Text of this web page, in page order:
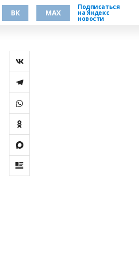
ВК MAX
Подписаться
на Яндекс
новости